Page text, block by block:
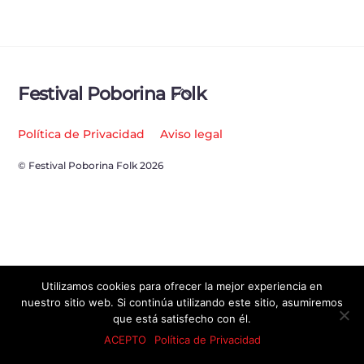
Back
Top
Festival Poborina Folk
Política de Privacidad Aviso legal
© Festival Poborina Folk 2026
Utilizamos cookies para ofrecer la mejor experiencia en
nuestro sitio web. Si continúa utilizando este sitio, asumiremos
que está satisfecho con él.
ACEPTO
Política de Privacidad